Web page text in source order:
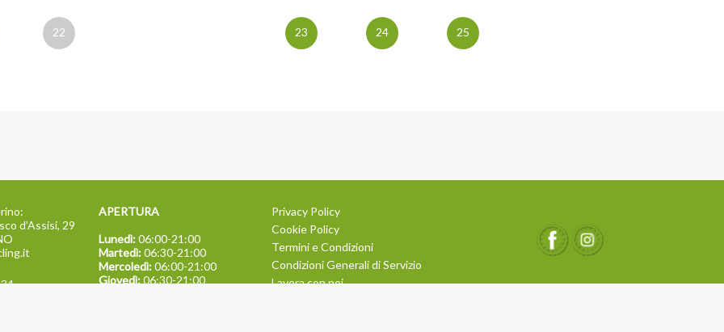
22 23 24 25
d’Assisi, 29
APERTURA
Lunedì:06:00-21:00
Martedì:06:30-21:00
Mercoledì:06:00-21:00
Giovedì:06:30-21:00
Privacy Policy
Cookie Policy
Termini e Condizioni
Condizioni Generali di Servizio
Lavora con noi